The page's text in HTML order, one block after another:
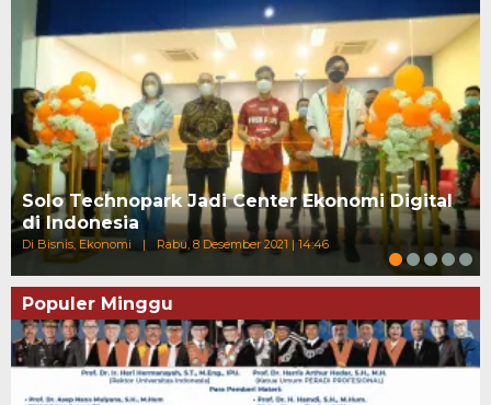
Solo Technopark Jadi Center Ekonomi Digital
di Indonesia
Di Bisnis, Ekonomi | Rabu, 8 Desember 2021 | 14:46
Populer Minggu